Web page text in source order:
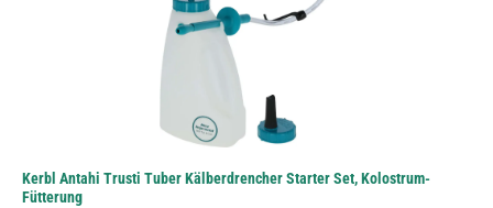
Kerbl Antahi Trusti Tuber Kälberdrencher Starter Set, Kolostrum-
Fütterung